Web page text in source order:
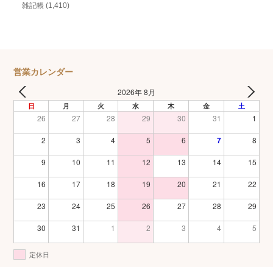
雑記帳 (1,410)
営業カレンダー
2026年 8月
日 月 火 水 木 金 土
26 27 28 29 30 31 1
2 3 4 5 6 7 8
9 10 11 12 13 14 15
16 17 18 19 20 21 22
23 24 25 26 27 28 29
30 31 1 2 3 4 5
定休日